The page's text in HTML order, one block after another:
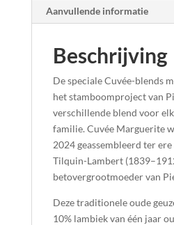
Aanvullende informatie
Beschrijving
De speciale Cuvée-blends
het stamboomproject van
verschillende blend voor
familie. Cuvée Marguerite
2024 geassembleerd ter ere
Tilquin-Lambert
betovergrootmoeder van
Deze traditionele oude
10% lambiek van één jaar